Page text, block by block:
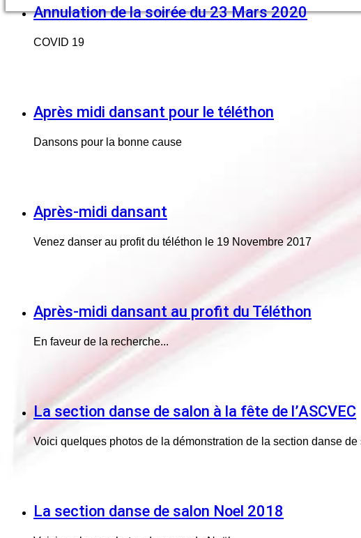
Annulation de la soirée du 23 Mars 2020
COVID 19
Après midi dansant pour le téléthon
Dansons pour la bonne cause
Après-midi dansant
Venez danser au profit du téléthon le 19 Novembre 2017
Après-midi dansant au profit du Téléthon
En faveur de la recherche...
La section danse de salon à la fête de l’ASCVEC
Voici quelques photos de la démonstration de la section danse de
La section danse de salon Noel 2018